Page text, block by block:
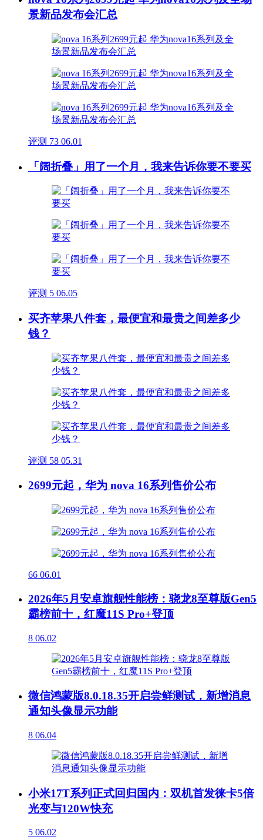
景新品发布会汇总
评测 73 06.01
「阔折叠」用了一个月，我来告诉你要不要买
评测 5 06.05
买齐苹果八件套，最便宜和最贵之间差多少
钱？
评测 58 05.31
2699元起，华为 nova 16系列售价公布
66 06.01
2026年5月安卓旗舰性能榜：骁龙8至尊版Gen5
霸榜前十，红魔11S Pro+登顶
8 06.02
微信鸿蒙版8.0.18.35开启尝鲜测试，新增消息
通知头像显示功能
8 06.04
小米17T系列正式回归国内：双机首发徕卡5倍
光变与120W快充
5 06.02